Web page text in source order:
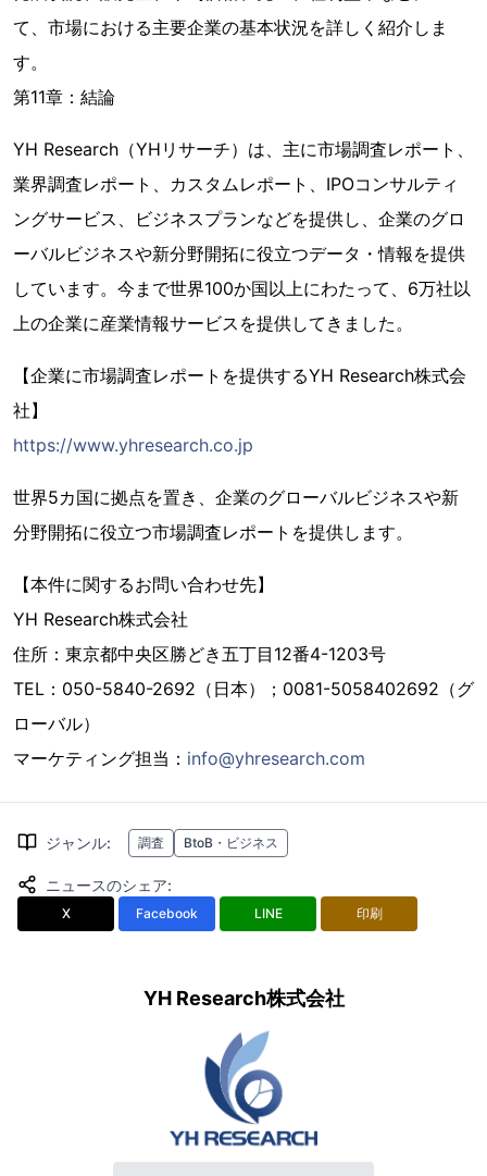
て、市場における主要企業の基本状況を詳しく紹介しま
す。
第11章：結論
YH Research（YHリサーチ）は、主に市場調査レポート、
業界調査レポート、カスタムレポート、IPOコンサルティ
ングサービス、ビジネスプランなどを提供し、企業のグロ
ーバルビジネスや新分野開拓に役立つデータ・情報を提供
しています。今まで世界100か国以上にわたって、6万社以
上の企業に産業情報サービスを提供してきました。
【企業に市場調査レポートを提供するYH Research株式会
社】
https://www.yhresearch.co.jp
世界5カ国に拠点を置き、企業のグローバルビジネスや新
分野開拓に役立つ市場調査レポートを提供します。
【本件に関するお問い合わせ先】
YH Research株式会社
住所：東京都中央区勝どき五丁目12番4-1203号
TEL：050-5840-2692（日本）；0081-5058402692（グ
ローバル）
マーケティング担当： info@yhresearch.com
ジャンル: 調査 BtoB・ビジネス
ニュースのシェア:
X Facebook LINE 印刷
YH Research株式会社